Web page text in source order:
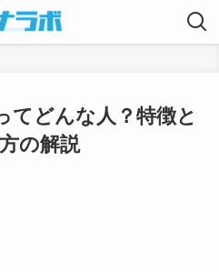
てどんな人？特徴と
の解説